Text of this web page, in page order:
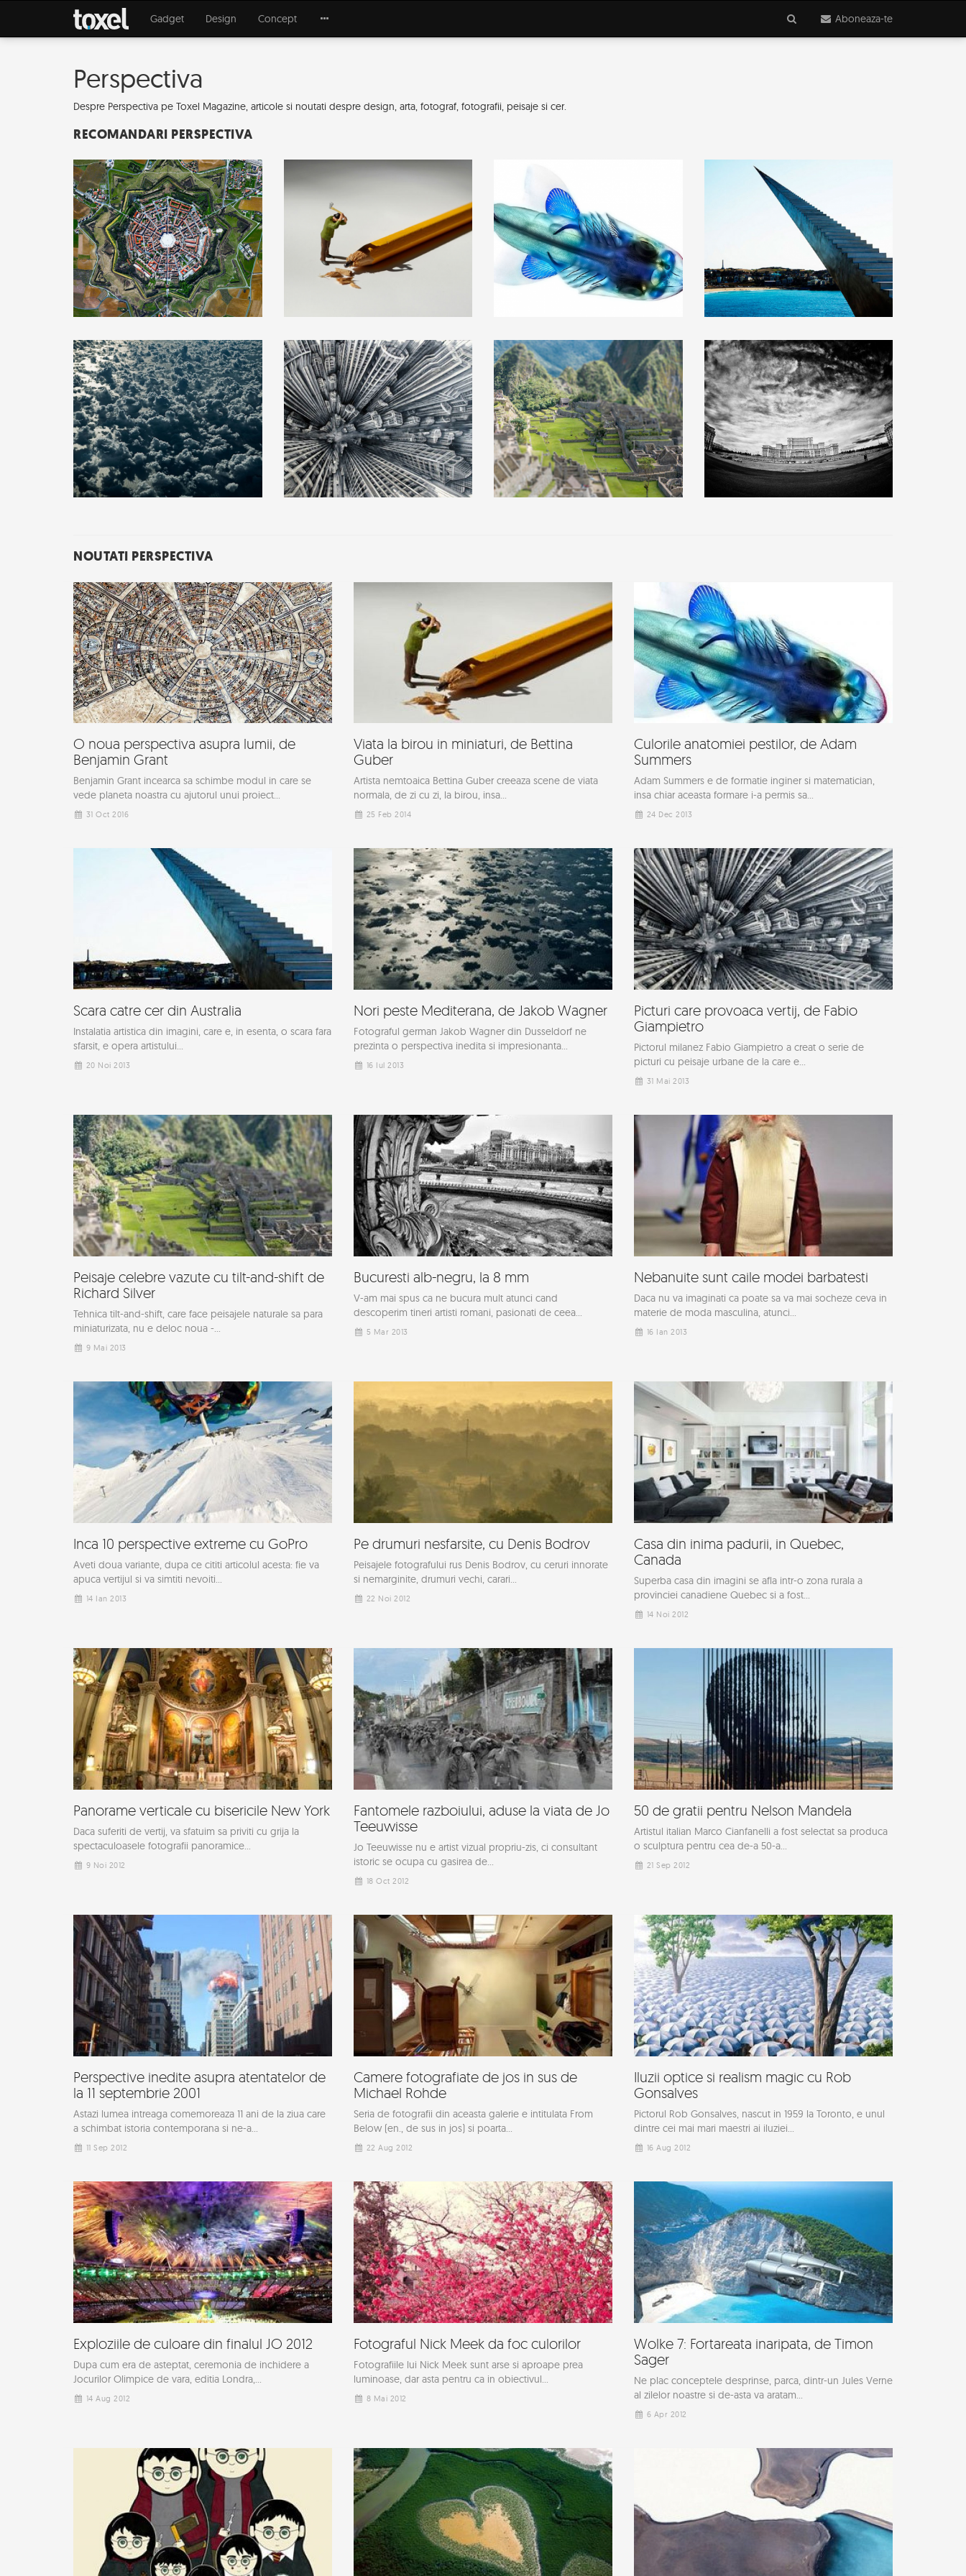
Aboneaza-te
Gadget Design Concept
Perspectiva
Despre Perspectiva pe Toxel Magazine, articole si noutati despre design, arta, fotograf, fotografii, peisaje si cer.
RECOMANDARI PERSPECTIVA
NOUTATI PERSPECTIVA
O noua perspectiva asupra lumii, de
Benjamin Grant
Benjamin Grant incearca sa schimbe modul in care se
vede planeta noastra cu ajutorul unui proiect...
31 Oct 2016
Viata la birou in miniaturi, de Bettina
Guber
Artista nemtoaica Bettina Guber creeaza scene de viata
normala, de zi cu zi, la birou, insa...
25 Feb 2014
Culorile anatomiei pestilor, de Adam
Summers
Adam Summers e de formatie inginer si matematician,
insa chiar aceasta formare i-a permis sa...
24 Dec 2013
Scara catre cer din Australia
Instalatia artistica din imagini, care e, in esenta, o scara fara
sfarsit, e opera artistului...
20 Noi 2013
Nori peste Mediterana, de Jakob Wagner
Fotograful german Jakob Wagner din Dusseldorf ne
prezinta o perspectiva inedita si impresionanta...
16 Iul 2013
Picturi care provoaca vertij, de Fabio
Giampietro
Pictorul milanez Fabio Giampietro a creat o serie de
picturi cu peisaje urbane de la care e...
31 Mai 2013
Peisaje celebre vazute cu tilt-and-shift de
Richard Silver
Tehnica tilt-and-shift, care face peisajele naturale sa para
miniaturizata, nu e deloc noua -...
9 Mai 2013
Bucuresti alb-negru, la 8 mm
V-am mai spus ca ne bucura mult atunci cand
descoperim tineri artisti romani, pasionati de ceea...
5 Mar 2013
Nebanuite sunt caile modei barbatesti
Daca nu va imaginati ca poate sa va mai socheze ceva in
materie de moda masculina, atunci...
16 Ian 2013
Inca 10 perspective extreme cu GoPro
Aveti doua variante, dupa ce cititi articolul acesta: fie va
apuca vertijul si va simtiti nevoiti...
14 Ian 2013
Pe drumuri nesfarsite, cu Denis Bodrov
Peisajele fotografului rus Denis Bodrov, cu ceruri innorate
si nemarginite, drumuri vechi, carari...
22 Noi 2012
Casa din inima padurii, in Quebec,
Canada
Superba casa din imagini se afla intr-o zona rurala a
provinciei canadiene Quebec si a fost...
14 Noi 2012
Panorame verticale cu bisericile New York
Daca suferiti de vertij, va sfatuim sa priviti cu grija la
spectaculoasele fotografii panoramice...
9 Noi 2012
Fantomele razboiului, aduse la viata de Jo
Teeuwisse
Jo Teeuwisse nu e artist vizual propriu-zis, ci consultant
istoric se ocupa cu gasirea de...
18 Oct 2012
50 de gratii pentru Nelson Mandela
Artistul italian Marco Cianfanelli a fost selectat sa produca
o sculptura pentru cea de-a 50-a...
21 Sep 2012
Perspective inedite asupra atentatelor de
la 11 septembrie 2001
Astazi lumea intreaga comemoreaza 11 ani de la ziua care
a schimbat istoria contemporana si ne-a...
11 Sep 2012
Camere fotografiate de jos in sus de
Michael Rohde
Seria de fotografii din aceasta galerie e intitulata From
Below (en., de sus in jos) si poarta...
22 Aug 2012
Iluzii optice si realism magic cu Rob
Gonsalves
Pictorul Rob Gonsalves, nascut in 1959 la Toronto, e unul
dintre cei mai mari maestri ai iluziei...
16 Aug 2012
Exploziile de culoare din finalul JO 2012
Dupa cum era de asteptat, ceremonia de inchidere a
Jocurilor Olimpice de vara, editia Londra,...
14 Aug 2012
Fotograful Nick Meek da foc culorilor
Fotografiile lui Nick Meek sunt arse si aproape prea
luminoase, dar asta pentru ca in obiectivul...
8 Mai 2012
Wolke 7: Fortareata inaripata, de Timon
Sager
Ne plac conceptele desprinse, parca, dintr-un Jules Verne
al zilelor noastre si de-asta va aratam...
6 Apr 2012